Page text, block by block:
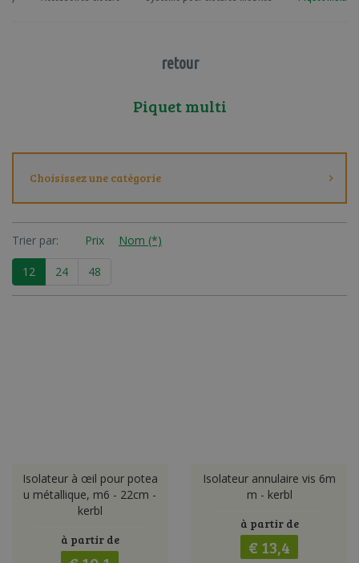
retour
Piquet multi
Choisissez une catégorie
Trier par: Prix Nom (*)
12 24 48
Isolateur à œil pour potea
u métallique, m6 - 22cm -
kerbl
à partir de
Isolateur annulaire vis 6m
m - kerbl
à partir de
€ 13,4